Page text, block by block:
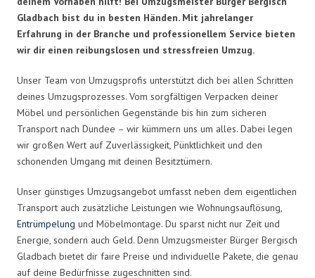
Gladbach bist du in besten Händen. Mit jahrelanger
Erfahrung in der Branche und professionellem Service bieten
wir dir einen reibungslosen und stressfreien Umzug.
Unser Team von Umzugsprofis unterstützt dich bei allen Schritten
deines Umzugsprozesses. Vom sorgfältigen Verpacken deiner
Möbel und persönlichen Gegenstände bis hin zum sicheren
Transport nach Dundee – wir kümmern uns um alles. Dabei legen
wir großen Wert auf Zuverlässigkeit, Pünktlichkeit und den
schonenden Umgang mit deinen Besitztümern.
Unser günstiges Umzugsangebot umfasst neben dem eigentlichen
Transport auch zusätzliche Leistungen wie Wohnungsauflösung,
Entrümpelung und Möbelmontage. Du sparst nicht nur Zeit und
Energie, sondern auch Geld. Denn Umzugsmeister Bürger Bergisch
Gladbach bietet dir faire Preise und individuelle Pakete, die genau
auf deine Bedürfnisse zugeschnitten sind.